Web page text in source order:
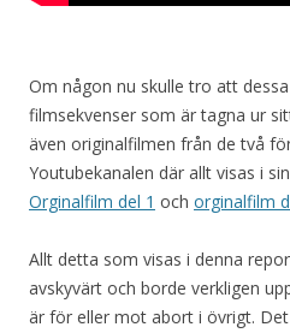
Om någon nu skulle tro att
filmsekvenser som är tagna ur
även originalfilmen från de två
Youtubekanalen där allt visas i
Orginalfilm del 1 och orginalfilm
Allt detta som visas i denna
avskyvärt och borde verkligen
är för eller mot abort i övrigt.